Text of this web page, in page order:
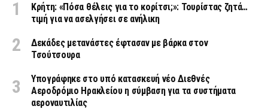
Κρήτη: «Πόσα θέλεις για το κορίτσι;»: Τουρίστας ζητά…
τιμή για να ασελγήσει σε ανήλικη
Δεκάδες μετανάστες έφτασαν με βάρκα στον
Τσούτσουρα
Υπογράφηκε στο υπό κατασκευή νέο Διεθνές
Αεροδρόμιο Ηρακλείου η σύμβαση για τα συστήματα
αεροναυτιλίας